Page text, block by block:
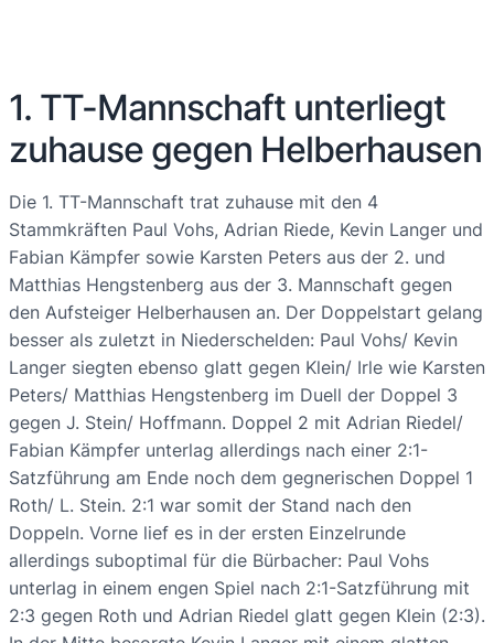
1. TT-Mannschaft unterliegt
zuhause gegen Helberhausen
Die 1. TT-Mannschaft trat zuhause mit den 4
Stammkräften Paul Vohs, Adrian Riede, Kevin Langer und
Fabian Kämpfer sowie Karsten Peters aus der 2. und
Matthias Hengstenberg aus der 3. Mannschaft gegen
den Aufsteiger Helberhausen an. Der Doppelstart gelang
besser als zuletzt in Niederschelden: Paul Vohs/ Kevin
Langer siegten ebenso glatt gegen Klein/ Irle wie Karsten
Peters/ Matthias Hengstenberg im Duell der Doppel 3
gegen J. Stein/ Hoffmann. Doppel 2 mit Adrian Riedel/
Fabian Kämpfer unterlag allerdings nach einer 2:1-
Satzführung am Ende noch dem gegnerischen Doppel 1
Roth/ L. Stein. 2:1 war somit der Stand nach den
Doppeln. Vorne lief es in der ersten Einzelrunde
allerdings suboptimal für die Bürbacher: Paul Vohs
unterlag in einem engen Spiel nach 2:1-Satzführung mit
2:3 gegen Roth und Adrian Riedel glatt gegen Klein (2:3).